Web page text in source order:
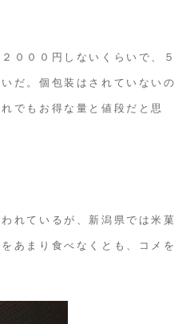
０００円しないくらいで、５
だ。個包装はされていないの
でもお得な量と値段だと思
れているが、新潟県では米菓
あまり食べなくとも、コメを